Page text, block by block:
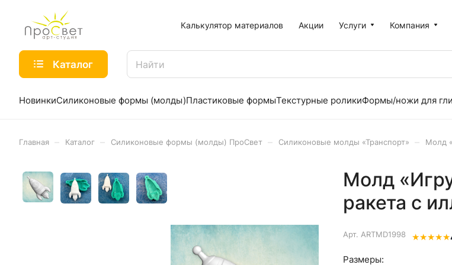
Калькулятор материалов Акции Услуги Компания
Каталог
НовинкиСиликоновые формы (молды)Пластиковые формыТекстурные роликиФормы/ножи для
Главная Каталог Силиконовые формы (молды) ПроСвет Силиконовые молды «Транспорт» Молд
Молд
ракета с
Арт. ARTMD1998 ★★★★★
Размеры: